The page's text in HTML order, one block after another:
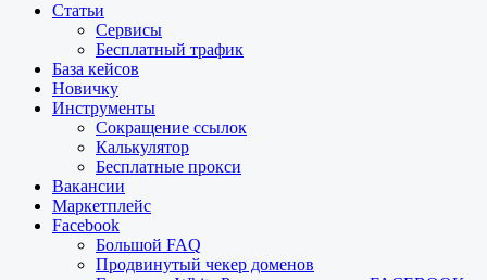
Статьи
Сервисы
Бесплатный трафик
База кейсов
Новичку
Инструменты
Сокращение ссылок
Калькулятор
Бесплатные прокси
Вакансии
Маркетплейс
Facebook
Большой FAQ
Продвинутый чекер доменов